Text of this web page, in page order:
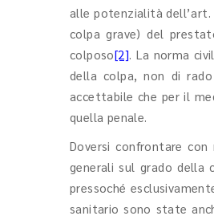
alle potenzialità dell’art.
colpa grave) del
colposo[2] . La norma
della colpa, non di
accettabile che per il
quella penale.
Doversi confrontare
generali sul grado della
pressoché
sanitario sono state